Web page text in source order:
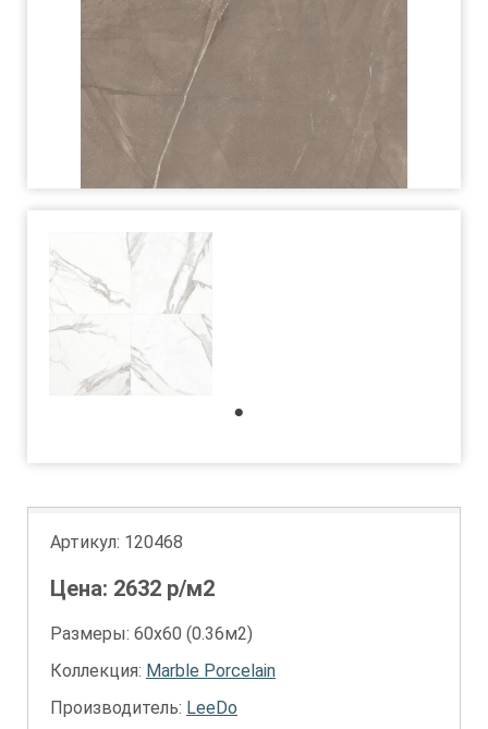
Артикул: 120468
Цена: 2632 р/м2
Размеры: 60х60 (0.36м2)
Коллекция: Marble Porcelain
Производитель: LeeDo